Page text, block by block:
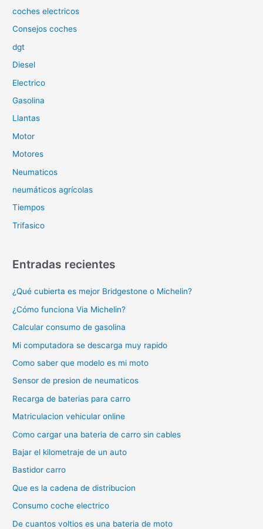
o
coches electricos
Consejos coches
dgt
Diesel
Electrico
Gasolina
Llantas
Motor
Motores
Neumaticos
neumáticos agrícolas
Tiempos
Trifasico
Entradas recientes
¿Qué cubierta es mejor Bridgestone o Michelin?
¿Cómo funciona Via Michelin?
Calcular consumo de gasolina
Mi computadora se descarga muy rapido
Como saber que modelo es mi moto
Sensor de presion de neumaticos
Recarga de baterias para carro
Matriculacion vehicular online
Como cargar una bateria de carro sin cables
Bajar el kilometraje de un auto
Bastidor carro
Que es la cadena de distribucion
Consumo coche electrico
De cuantos voltios es una bateria de moto